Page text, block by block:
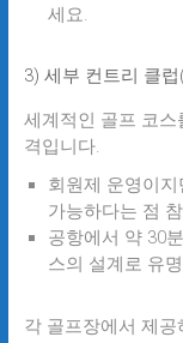
세요.
3) 세부 컨트리 클
세계적인 골프 코스
격입니다.
회원제 운영이지
가능하다는 점
공항에서 약 30
스의 설계로 유
각 골프장에서 제